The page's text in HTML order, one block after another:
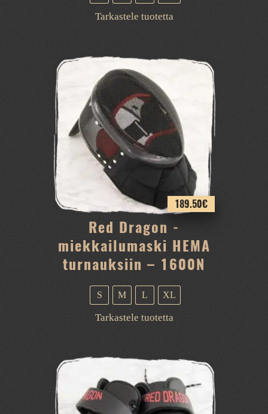
Tarkastele tuotettaTällä
useampi
muunnelma.
tehdä
valinnat
tuotteen
sivulla.
Red Dragon -
miekkailumaski HEMA
turnauksiin – 1600N
189.50€
S M L XL
Tarkastele tuotettaTällä
useampi
muunnelma.
Voit